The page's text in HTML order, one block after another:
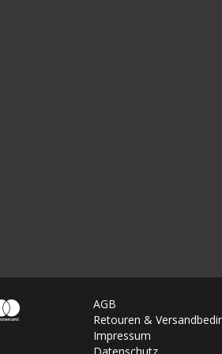
AGB
Retouren &
Impressum
Datenschutz